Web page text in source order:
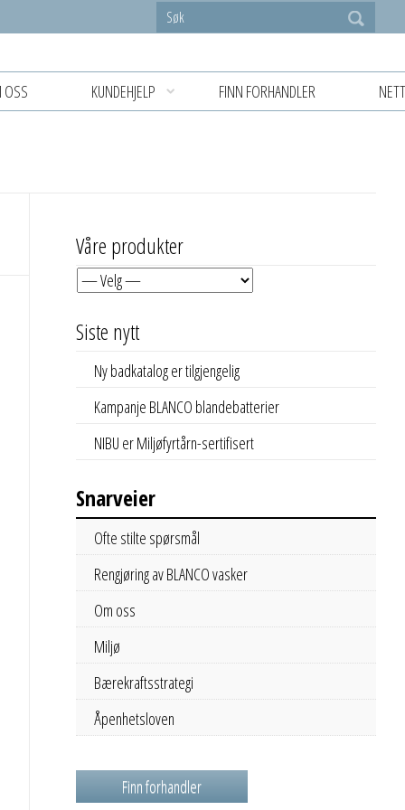
KUNDEHJELP FINN FORHANDLER
Våre produkter
Siste nytt
Ny badkatalog er tilgjengelig
Kampanje BLANCO blandebatterier
NIBU er Miljøfyrtårn-sertifisert
Snarveier
Ofte stilte spørsmål
Rengjøring av BLANCO vasker
Om oss
Miljø
Bærekraftsstrategi
Åpenhetsloven
Finn forhandler